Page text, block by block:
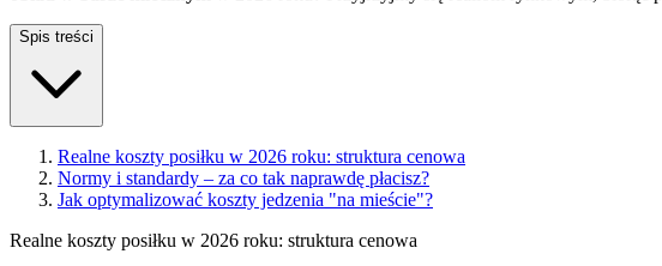
Spis treści
Realne koszty posiłku w 2026 roku: struktura cenowa
Normy i standardy – za co tak naprawdę płacisz?
Jak optymalizować koszty jedzenia "na mieście"?
Realne koszty posiłku w 2026 roku: struktura cenowa